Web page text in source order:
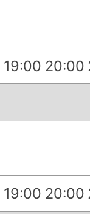
19:00 20:00
19:00 20:00